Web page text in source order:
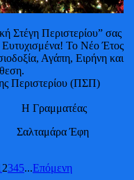
Στέγη Περιστερίου” σας
Το Νέο Έτος
Αγάπη, Ειρήνη και
Περιστερίου (ΠΣΠ)
Έφη
2345...Επόμενη